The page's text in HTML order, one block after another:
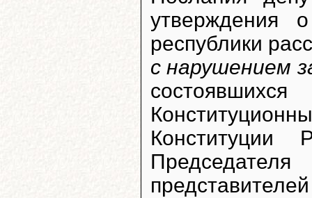
утверждения
республики
с нарушением
Конституции